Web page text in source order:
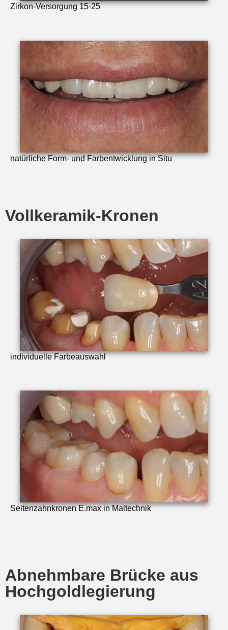
Zirkon-Versorgung 15-25
natürliche Form- und Farbentwicklung in Situ
Vollkeramik-Kronen
individuelle Farbeauswahl
Seitenzahnkronen E.max in Maltechnik
Abnehmbare Brücke aus
Hochgoldlegierung